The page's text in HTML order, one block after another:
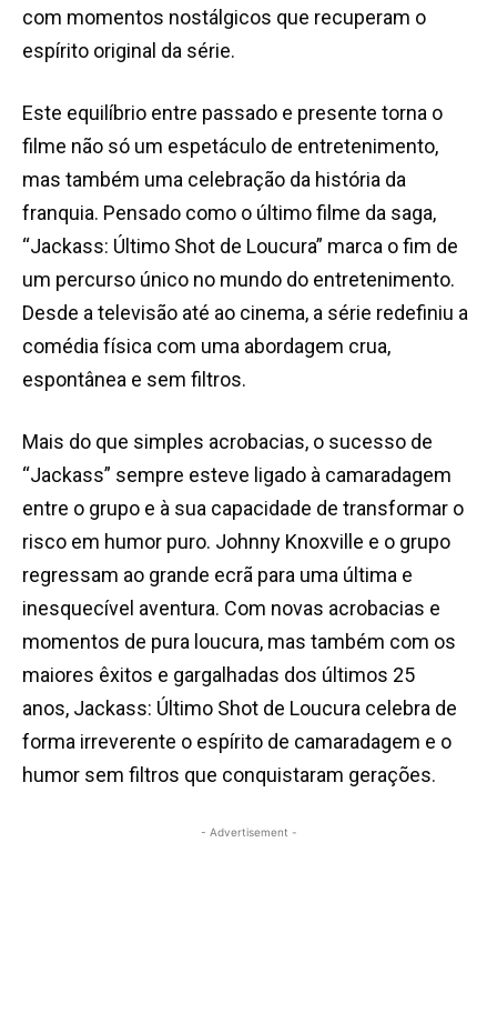
com momentos nostálgicos que recuperam o
espírito original da série.
Este equilíbrio entre passado e presente torna o
filme não só um espetáculo de entretenimento,
mas também uma celebração da história da
franquia. Pensado como o último filme da saga,
“Jackass: Último Shot de Loucura” marca o fim de
um percurso único no mundo do entretenimento.
Desde a televisão até ao cinema, a série redefiniu a
comédia física com uma abordagem crua,
espontânea e sem filtros.
Mais do que simples acrobacias, o sucesso de
“Jackass” sempre esteve ligado à camaradagem
entre o grupo e à sua capacidade de transformar o
risco em humor puro. Johnny Knoxville e o grupo
regressam ao grande ecrã para uma última e
inesquecível aventura. Com novas acrobacias e
momentos de pura loucura, mas também com os
maiores êxitos e gargalhadas dos últimos 25
anos, Jackass: Último Shot de Loucura celebra de
forma irreverente o espírito de camaradagem e o
humor sem filtros que conquistaram gerações.
- Advertisement -